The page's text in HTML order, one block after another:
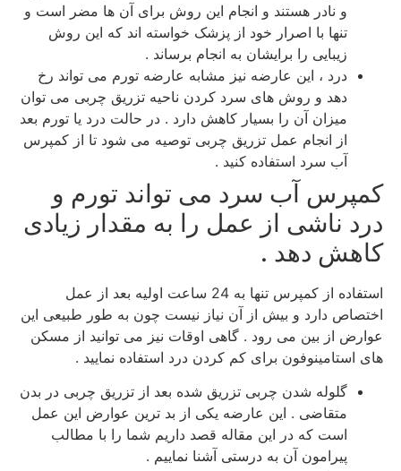
و نادر هستند و انجام این روش برای آن ها مضر است و
تنها با اصرار خود از پزشک خواسته اند که این روش
زیبایی را برایشان به انجام برساند .
درد ، این عارضه نیز مشابه عارضه تورم می تواند رخ
دهد و روش های سرد کردن ناحیه تزریق چربی می توان
میزان آن را بسیار کاهش دارد . در حالت درد یا تورم بعد
از انجام عمل تزریق چربی توصیه می شود تا از کمپرس
آب سرد استفاده کنید .
کمپرس آب سرد می تواند تورم و
درد ناشی از عمل را به مقدار زیادی
کاهش دهد .
استفاده از کمپرس تنها به 24 ساعت اولیه بعد از عمل
اختصاص دارد و بیش از آن نیاز نیست چون به طور طبیعی این
عوارض از بین می رود . گاهی اوقات نیز می توانید از مسکن
های استامینوفون برای کم کردن درد استفاده نمایید .
گلوله شدن چربی تزریق شده بعد از تزریق چربی در بدن
متقاضی . این عارضه یکی از بد ترین عوارض این عمل
است که در این مقاله قصد داریم شما را با مطالب
پیرامون آن به درستی آشنا نماییم .